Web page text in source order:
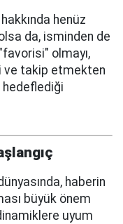
henüz
da, isminden de
olmayı,
ve takip etmekten
hedeflediği
haberin
büyük önem
uyum